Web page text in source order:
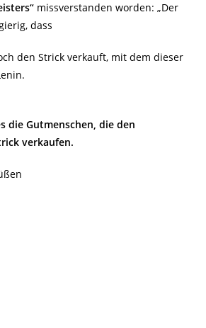
missverstanden worden: „Der
dass
den Strick verkauft, mit dem dieser
die Gutmenschen, die den
verkaufen.